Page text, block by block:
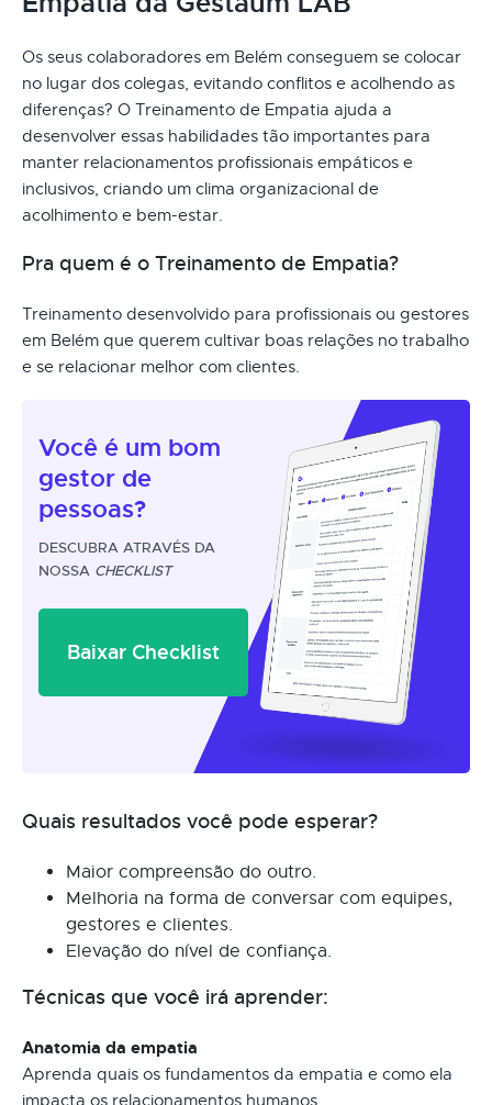
Os seus colaboradores em Belém conseguem se colocar
no lugar dos colegas, evitando conflitos e acolhendo as
diferenças? O Treinamento de Empatia ajuda a
desenvolver essas habilidades tão importantes para
manter relacionamentos profissionais empáticos e
inclusivos, criando um clima organizacional de
acolhimento e bem-estar.
Pra quem é o Treinamento de Empatia?
Treinamento desenvolvido para profissionais ou gestores
em Belém que querem cultivar boas relações no trabalho
e se relacionar melhor com clientes.
Você é um bom
gestor de
pessoas?
DESCUBRA ATRAVÉS DA
NOSSA CHECKLIST
Baixar Checklist
Quais resultados você pode esperar?
Maior compreensão do outro.
Melhoria na forma de conversar com equipes,
gestores e clientes.
Elevação do nível de confiança.
Técnicas que você irá aprender:
Anatomia da empatia
Aprenda quais os fundamentos da empatia e como ela
impacta os relacionamentos humanos.